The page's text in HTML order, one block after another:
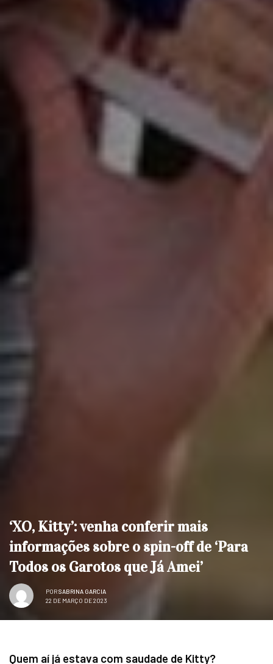
‘XO, Kitty’: venha conferir mais
informações sobre o spin-off de ‘Para
Todos os Garotos que Já Amei’
PORSABRINA GARCIA
22 DE MARÇO DE 2023
Quem aí já estava com saudade de Kitty?